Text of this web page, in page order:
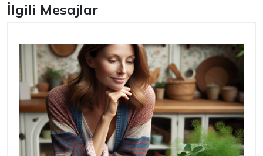
İlgili Mesajlar